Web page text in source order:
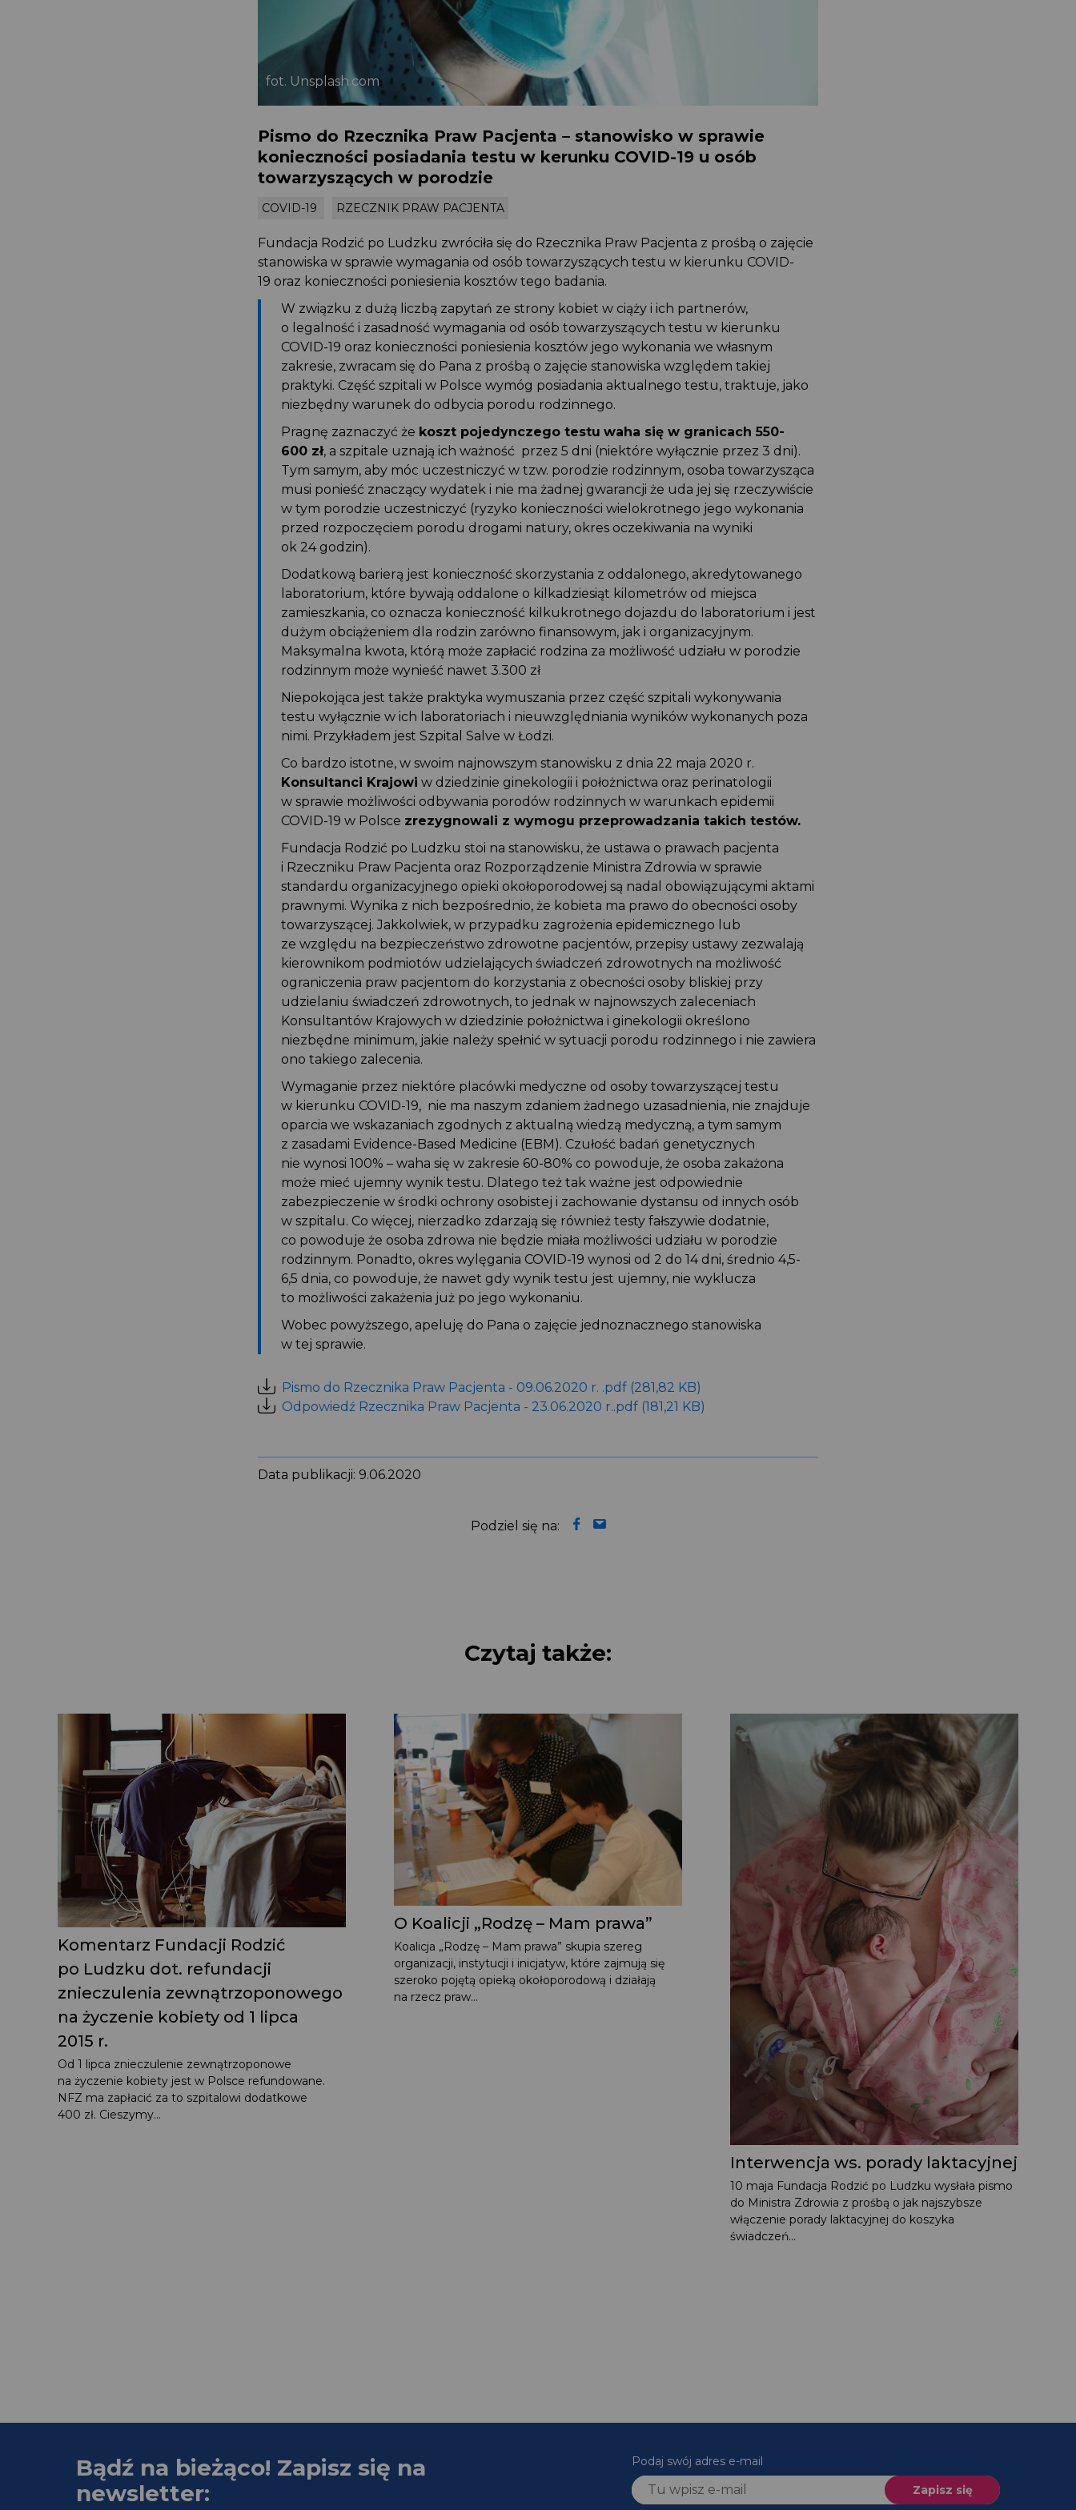
fot. Unsplash.com
Pismo do Rzecznika Praw Pacjenta – stanowisko w sprawie
konieczności posiadania testu w kerunku COVID-19 u osób
towarzyszących w porodzie
COVID-19 RZECZNIK PRAW PACJENTA
Fundacja Rodzić po Ludzku zwróciła się do Rzecznika Praw Pacjenta z prośbą o zajęcie
stanowiska w sprawie wymagania od osób towarzyszących testu w kierunku COVID-
19 oraz konieczności poniesienia kosztów tego badania.
W związku z dużą liczbą zapytań ze strony kobiet w ciąży i ich partnerów,
o legalność i zasadność wymagania od osób towarzyszących testu w kierunku
COVID-19 oraz konieczności poniesienia kosztów jego wykonania we własnym
zakresie, zwracam się do Pana z prośbą o zajęcie stanowiska względem takiej
praktyki. Część szpitali w Polsce wymóg posiadania aktualnego testu, traktuje, jako
niezbędny warunek do odbycia porodu rodzinnego.
Pragnę zaznaczyć że koszt pojedynczego testu waha się w granicach 550-
600 zł, a szpitale uznają ich ważność przez 5 dni (niektóre wyłącznie przez 3 dni).
Tym samym, aby móc uczestniczyć w tzw. porodzie rodzinnym, osoba towarzysząca
musi ponieść znaczący wydatek i nie ma żadnej gwarancji że uda jej się rzeczywiście
w tym porodzie uczestniczyć (ryzyko konieczności wielokrotnego jego wykonania
przed rozpoczęciem porodu drogami natury, okres oczekiwania na wyniki
ok 24 godzin).
Dodatkową barierą jest konieczność skorzystania z oddalonego, akredytowanego
laboratorium, które bywają oddalone o kilkadziesiąt kilometrów od miejsca
zamieszkania, co oznacza konieczność kilkukrotnego dojazdu do laboratorium i jest
dużym obciążeniem dla rodzin zarówno finansowym, jak i organizacyjnym.
Maksymalna kwota, którą może zapłacić rodzina za możliwość udziału w porodzie
rodzinnym może wynieść nawet 3.300 zł
Niepokojąca jest także praktyka wymuszania przez część szpitali wykonywania
testu wyłącznie w ich laboratoriach i nieuwzględniania wyników wykonanych poza
nimi. Przykładem jest Szpital Salve w Łodzi.
Co bardzo istotne, w swoim najnowszym stanowisku z dnia 22 maja 2020 r.
Konsultanci Krajowi w dziedzinie ginekologii i położnictwa oraz perinatologii
w sprawie możliwości odbywania porodów rodzinnych w warunkach epidemii
COVID-19 w Polsce zrezygnowali z wymogu przeprowadzania takich testów.
Fundacja Rodzić po Ludzku stoi na stanowisku, że ustawa o prawach pacjenta
i Rzeczniku Praw Pacjenta oraz Rozporządzenie Ministra Zdrowia w sprawie
standardu organizacyjnego opieki okołoporodowej są nadal obowiązującymi aktami
prawnymi. Wynika z nich bezpośrednio, że kobieta ma prawo do obecności osoby
towarzyszącej. Jakkolwiek, w przypadku zagrożenia epidemicznego lub
ze względu na bezpieczeństwo zdrowotne pacjentów, przepisy ustawy zezwalają
kierownikom podmiotów udzielających świadczeń zdrowotnych na możliwość
ograniczenia praw pacjentom do korzystania z obecności osoby bliskiej przy
udzielaniu świadczeń zdrowotnych, to jednak w najnowszych zaleceniach
Konsultantów Krajowych w dziedzinie położnictwa i ginekologii określono
niezbędne minimum, jakie należy spełnić w sytuacji porodu rodzinnego i nie zawiera
ono takiego zalecenia.
Wymaganie przez niektóre placówki medyczne od osoby towarzyszącej testu
w kierunku COVID-19, nie ma naszym zdaniem żadnego uzasadnienia, nie znajduje
oparcia we wskazaniach zgodnych z aktualną wiedzą medyczną, a tym samym
z zasadami Evidence-Based Medicine (EBM). Czułość badań genetycznych
nie wynosi 100% – waha się w zakresie 60-80% co powoduje, że osoba zakażona
może mieć ujemny wynik testu. Dlatego też tak ważne jest odpowiednie
zabezpieczenie w środki ochrony osobistej i zachowanie dystansu od innych osób
w szpitalu. Co więcej, nierzadko zdarzają się również testy fałszywie dodatnie,
co powoduje że osoba zdrowa nie będzie miała możliwości udziału w porodzie
rodzinnym. Ponadto, okres wylęgania COVID-19 wynosi od 2 do 14 dni, średnio 4,5-
6,5 dnia, co powoduje, że nawet gdy wynik testu jest ujemny, nie wyklucza
to możliwości zakażenia już po jego wykonaniu.
Wobec powyższego, apeluję do Pana o zajęcie jednoznacznego stanowiska
w tej sprawie.
Pismo do Rzecznika Praw Pacjenta - 09.06.2020 r. .pdf (281,82 KB)
Odpowiedź Rzecznika Praw Pacjenta - 23.06.2020 r..pdf (181,21 KB)
Data publikacji: 9.06.2020
Podziel się na:
Czytaj także:
Komentarz Fundacji Rodzić
po Ludzku dot. refundacji
znieczulenia zewnątrzoponowego
na życzenie kobiety od 1 lipca
2015 r.
Od 1 lipca znieczulenie zewnątrzoponowe
na życzenie kobiety jest w Polsce refundowane.
NFZ ma zapłacić za to szpitalowi dodatkowe
400 zł. Cieszymy...
O Koalicji „Rodzę – Mam prawa”
Koalicja „Rodzę – Mam prawa” skupia szereg
organizacji, instytucji i inicjatyw, które zajmują się
szeroko pojętą opieką okołoporodową i działają
na rzecz praw...
Interwencja ws. porady laktacyjnej
10 maja Fundacja Rodzić po Ludzku wysłała pismo
do Ministra Zdrowia z prośbą o jak najszybsze
włączenie porady laktacyjnej do koszyka
świadczeń...
Bądź na bieżąco! Zapisz się na
newsletter:
Podaj swój adres e-mail